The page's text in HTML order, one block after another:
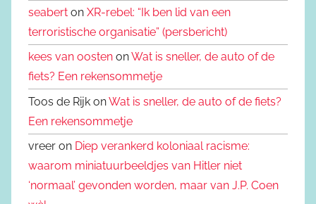
seabert on XR-rebel: “Ik ben lid van een
terroristische organisatie” (persbericht)
kees van oosten onWat is sneller, de auto of de
fiets? Een rekensommetje
Toos de Rijk onWat is sneller, de auto of de fiets?
Een rekensommetje
vreer on Diep verankerd koloniaal racisme:
waarom miniatuurbeeldjes van Hitler niet
‘normaal’ gevonden worden, maar van J.P. Coen